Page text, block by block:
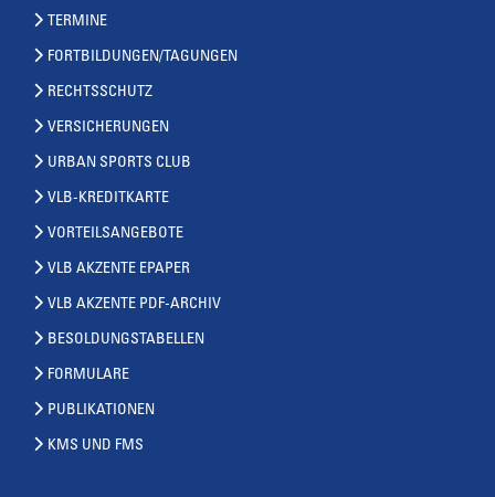
TERMINE
FORTBILDUNGEN/TAGUNGEN
RECHTSSCHUTZ
VERSICHERUNGEN
URBAN SPORTS CLUB
VLB-KREDITKARTE
VORTEILSANGEBOTE
VLB AKZENTE EPAPER
VLB AKZENTE PDF-ARCHIV
BESOLDUNGSTABELLEN
FORMULARE
PUBLIKATIONEN
KMS UND FMS